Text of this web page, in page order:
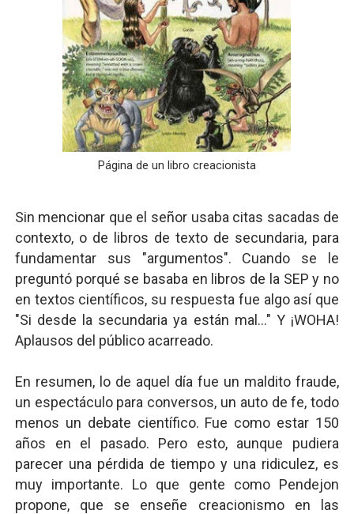
Página de un libro creacionista
Sin mencionar que el señor usaba citas sacadas de
contexto, o de libros de texto de secundaria, para
fundamentar sus "argumentos". Cuando se le
preguntó porqué se basaba en libros de la SEP y no
en textos científicos, su respuesta fue algo así que
"Si desde la secundaria ya están mal..." Y ¡WOHA!
Aplausos del público acarreado.
En resumen, lo de aquel día fue un maldito fraude,
un espectáculo para conversos, un auto de fe, todo
menos un debate científico. Fue como estar 150
años en el pasado. Pero esto, aunque pudiera
parecer una pérdida de tiempo y una ridiculez, es
muy importante. Lo que gente como Pendejon
propone, que se enseñe creacionismo en las